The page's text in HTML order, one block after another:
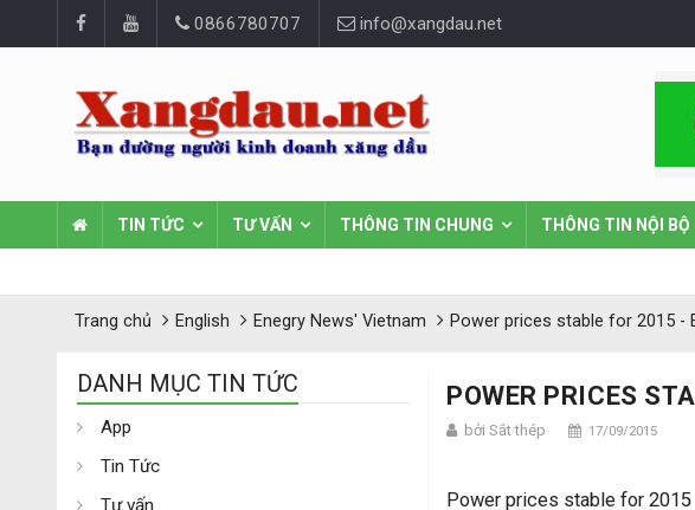
0866780707 info@xangdau.net
TIN TỨC TƯ VẤN THÔNG TIN CHUNG THÔNG TIN NỘI BỘ
Trang chủ English Enegry News' Vietnam Power prices stable for 2015 -
DANH MỤC TIN TỨC
App
Tin Tức
Tư vấn
POWER PRICES
bởi Sắt thép 17/09/2015
Power prices stable for 2015